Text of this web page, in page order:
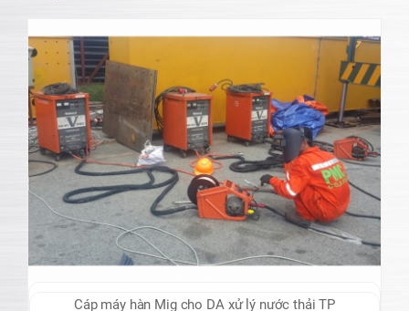
Cáp máy hàn Mig cho DA xử lý nước thải TP